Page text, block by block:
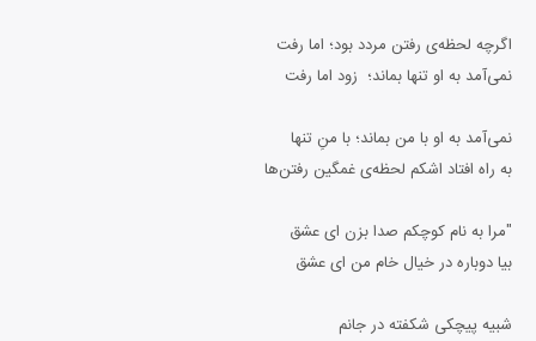
اگرچه لحظه‌ی رفتن مردد بود؛ اما رفت
نمی‌آمد به او تنها بماند؛ زود اما رفت
نمی‌آمد به او با من بماند؛ با منِ تنها
به راه افتاد اشکم لحظه‌ی غمگین رفتن‌ها
"مرا به نام کوچکم صدا بزن ای عشق
بیا دوباره در خیال خام من ای عشق
شبیه پیچکی شکفته در جانم